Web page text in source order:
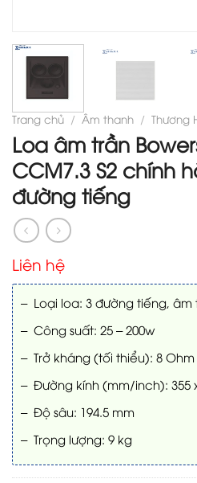
Trang chủ / Âm thanh / Thương
Loa âm trần
CCM7.3 S2 chính
đường tiếng
Liên hệ
– Loại loa: 3 đường tiếng, âm
– Công suất: 25 – 200w
– Trở kháng (tối thiểu): 8 Ohm
– Đường kính (mm/inch): 355
– Độ sâu: 194.5 mm
– Trọng lượng: 9 kg